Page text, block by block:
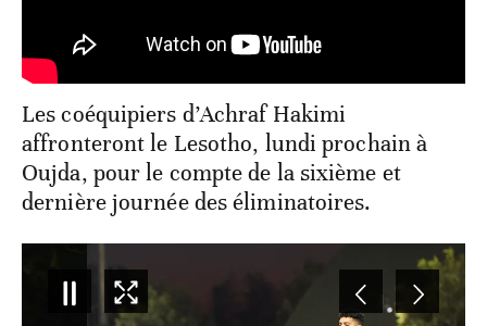
Les coéquipiers d’Achraf Hakimi
affronteront le Lesotho, lundi prochain à
Oujda, pour le compte de la sixième et
dernière journée des éliminatoires.